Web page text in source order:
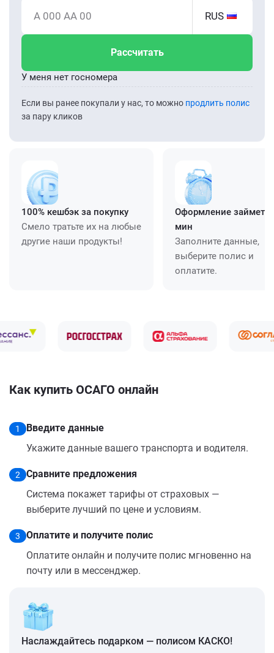
А 000 АА 00 RUS
Рассчитать
Если вы ранее покупали у нас, то можно продлить полис
за пару кликов
У меня нет госномера
100% кешбэк за покупку
Смело тратьте их на любые
другие наши продукты!
Оформление займет
мин
Заполните данные,
выберите полис и
оплатите.
Как купить ОСАГО онлайн
1
Введите данные
Укажите данные вашего транспорта и водителя.
2
Сравните предложения
Система покажет тарифы от страховых —
выберите лучший по цене и условиям.
3
Оплатите и получите полис
Оплатите онлайн и получите полис мгновенно на
почту или в мессенджер.
Наслаждайтесь подарком — полисом КАСКО!